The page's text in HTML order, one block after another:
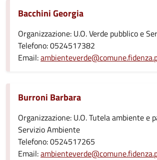
Bacchini Georgia
Organizzazione: U.O. Verde pubblico e
Telefono: 0524517382
Email:
Burroni Barbara
Organizzazione: U.O. Tutela ambiente e
Servizio Ambiente
Telefono: 0524517265
Email: